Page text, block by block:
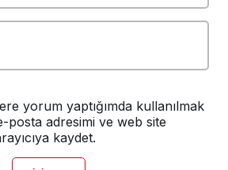
yorum yaptığımda kullanılmak
posta adresimi ve web site
kaydet.